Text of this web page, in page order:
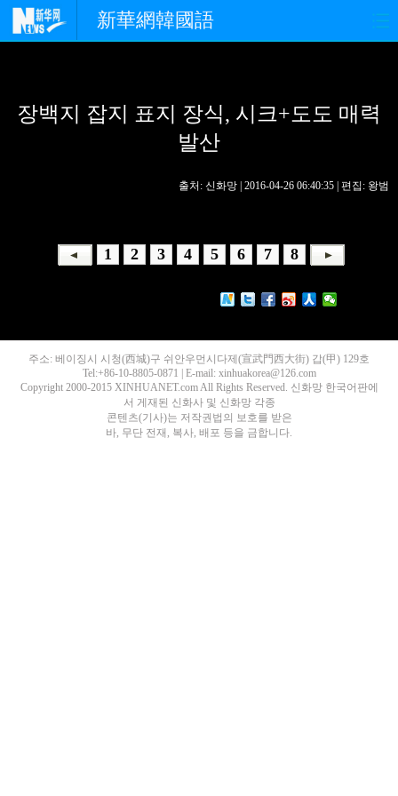
新華網韓國語
경제 사회 포토
핫 TV
생생 중국어
장백지 잡지 표지 장식, 시크+도도 매력
발산
출처: 신화망 | 2016-04-26 06:40:35 | 편집: 왕범
1 2 3 4 5 6 7 8
주소: 베이징시 시청(西城)구 쉬안우먼시다제(宣武門西大街) 갑(甲) 129호
Tel:+86-10-8805-0871 | E-mail: xinhuakorea@126.com
Copyright 2000-2015 XINHUANET.com All Rights Reserved. 신화망 한국어판에
서 게재된 신화사 및 신화망 각종
콘텐츠(기사)는 저작권법의 보호를 받은
바, 무단 전재, 복사, 배포 등을 금합니다.